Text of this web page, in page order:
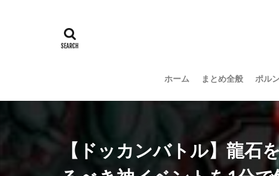
ホーム まとめ全般 ポル
【ドッカンバトル】龍石